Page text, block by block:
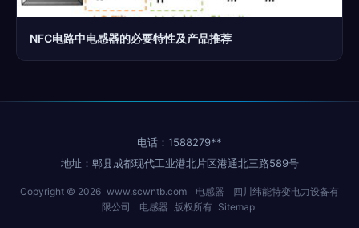
NFC电路中电感器的必要特性及产品推荐
电话：1588279**
地址：郫县成都现代工业港北片区港通北三路589号
Copyright © 2026 www.scwntb.com 电感器
四川纬能特变电力设备有
限公司
电感器 版权所有 Sitemap